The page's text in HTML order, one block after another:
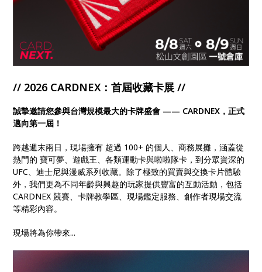
// 2026 CARDNEX：首屆收藏卡展 //
誠摯邀請您參與台灣規模最大的卡牌盛會 —— CARDNEX，正式
邁向第一屆！
跨越週末兩日，現場擁有 超過 100+ 的個人、商務展攤，涵蓋從
熱門的 寶可夢、遊戲王、各類運動卡與啦啦隊卡，到分眾資深的
UFC、迪士尼與漫威系列收藏。除了極致的買賣與交換卡片體驗
外，我們更為不同年齡與興趣的玩家提供豐富的互動活動，包括
CARDNEX 競賽、卡牌教學區、現場鑑定服務、創作者現場交流
等精彩內容。
現場將為你帶來...